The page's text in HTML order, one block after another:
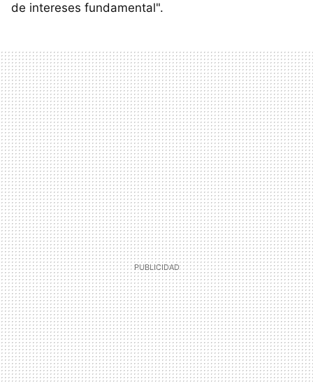
de intereses fundamental".